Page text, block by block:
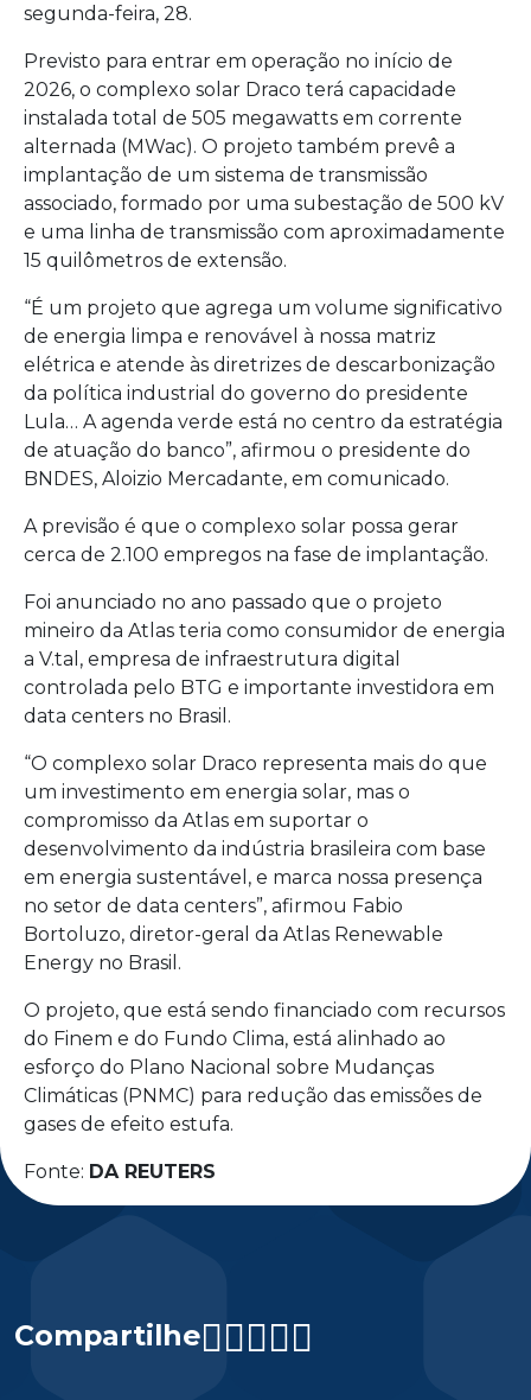
segunda-feira, 28.
Previsto para entrar em operação no início de
2026, o complexo solar Draco terá capacidade
instalada total de 505 megawatts em corrente
alternada (MWac). O projeto também prevê a
implantação de um sistema de transmissão
associado, formado por uma subestação de 500 kV
e uma linha de transmissão com aproximadamente
15 quilômetros de extensão.
“É um projeto que agrega um volume significativo
de energia limpa e renovável à nossa matriz
elétrica e atende às diretrizes de descarbonização
da política industrial do governo do presidente
Lula… A agenda verde está no centro da estratégia
de atuação do banco”, afirmou o presidente do
BNDES, Aloizio Mercadante, em comunicado.
A previsão é que o complexo solar possa gerar
cerca de 2.100 empregos na fase de implantação.
Foi anunciado no ano passado que o projeto
mineiro da Atlas teria como consumidor de energia
a V.tal, empresa de infraestrutura digital
controlada pelo BTG e importante investidora em
data centers no Brasil.
“O complexo solar Draco representa mais do que
um investimento em energia solar, mas o
compromisso da Atlas em suportar o
desenvolvimento da indústria brasileira com base
em energia sustentável, e marca nossa presença
no setor de data centers”, afirmou Fabio
Bortoluzo, diretor-geral da Atlas Renewable
Energy no Brasil.
O projeto, que está sendo financiado com recursos
do Finem e do Fundo Clima, está alinhado ao
esforço do Plano Nacional sobre Mudanças
Climáticas (PNMC) para redução das emissões de
gases de efeito estufa.
Fonte: DA REUTERS
Compartilhe